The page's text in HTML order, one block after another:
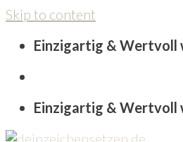
Skip to content
Einzigartig & Wertvoll
Einzigartig & Wertvoll